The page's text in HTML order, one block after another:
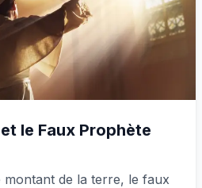
le Faux Prophète
montant de la terre, le faux